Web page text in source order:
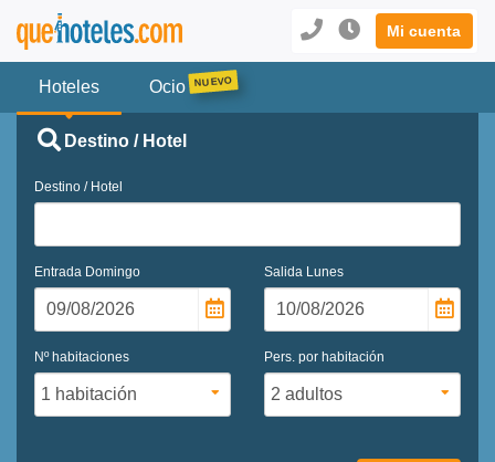
Mi cuenta
Hoteles Ocio
Destino / Hotel
Destino / Hotel
Entrada Domingo Salida Lunes
Nº habitaciones Pers. por habitación